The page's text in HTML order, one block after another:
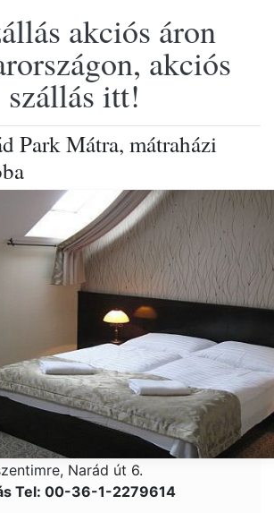
akciós áron
akciós
szállás itt!
Park Mátra, mátraházi
Narád út 6.
Tel: 00-36-1-2279614